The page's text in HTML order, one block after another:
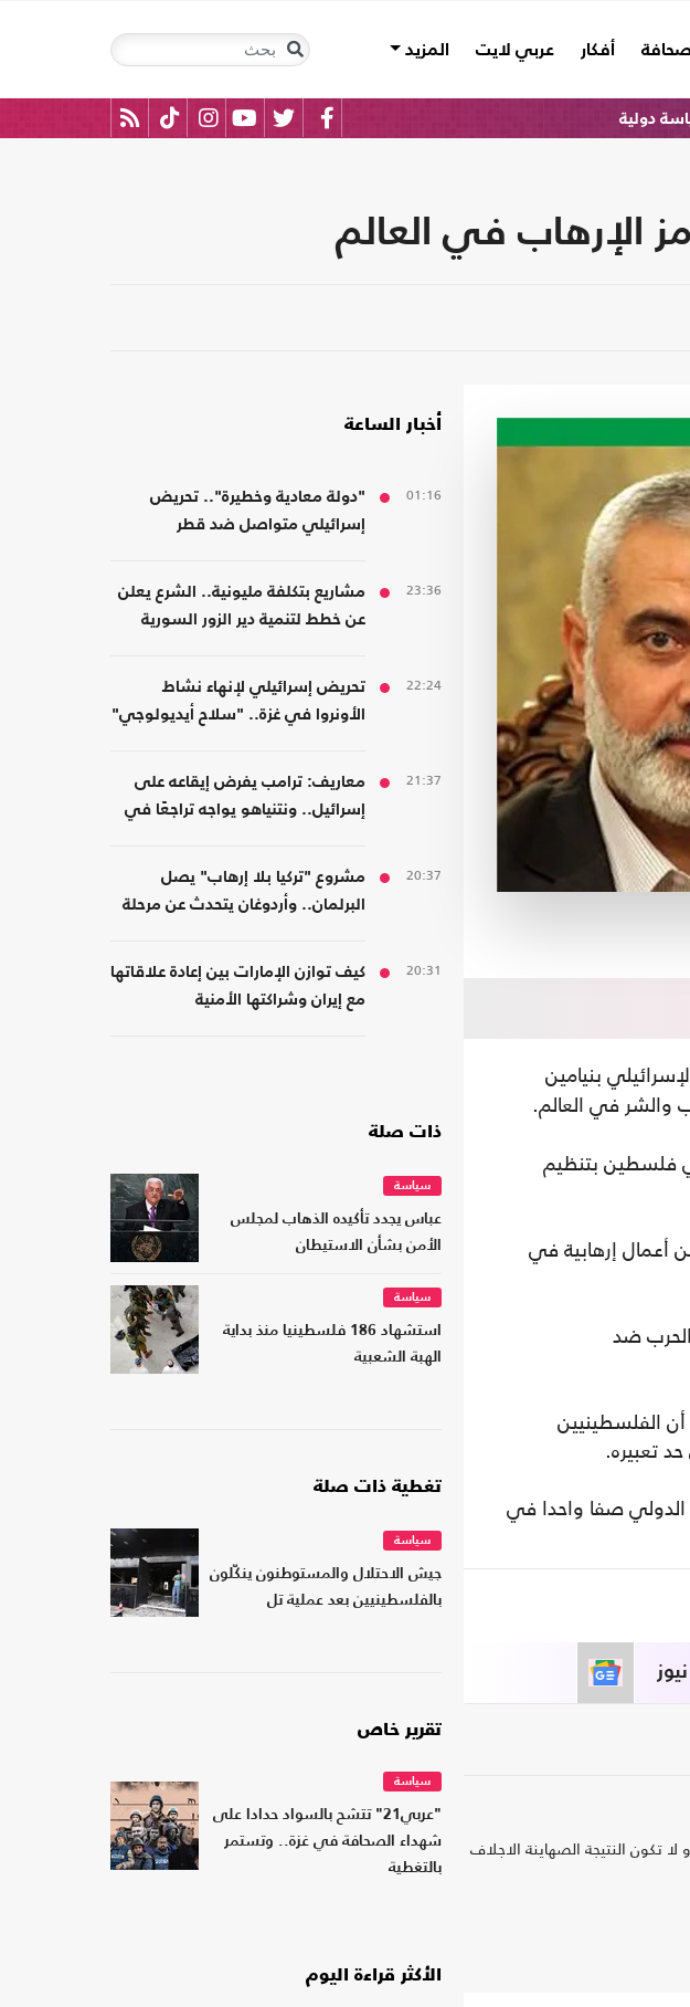
صحافة أفكار عربي لايت المزيد
دولية
الإرهاب في العالم
بنيامين
والشر في العالم.
فلسطين بتنظيم
أعمال إرهابية في
الحرب ضد
الفلسطينيين
تعبيره.
صفا واحدا في
تكون النتيجة الصهاينة الاجلاف
أخبار الساعة
01:16
"دولة معادية وخطيرة".. تحريض
إسرائيلي متواصل ضد قطر
23:36
مشاريع بتكلفة مليونية.. الشرع يعلن
عن خطط لتنمية دير الزور السورية
22:24
تحريض إسرائيلي لإنهاء نشاط
الأونروا في غزة.. "سلاح أيديولوجي"
21:37
معاريف: ترامب يفرض إيقاعه على
إسرائيل.. ونتنياهو يواجه تراجعًا في
20:37
مشروع "تركيا بلا إرهاب" يصل
البرلمان.. وأردوغان يتحدث عن مرحلة
20:31
كيف توازن الإمارات بين إعادة علاقاتها
مع إيران وشراكتها الأمنية
ذات صلة
سياسة
عباس يجدد تأكيده الذهاب لمجلس
الأمن بشأن الاستيطان
سياسة
استشهاد 186 فلسطينيا منذ بداية
الهبة الشعبية
تغطية ذات صلة
سياسة
جيش الاحتلال والمستوطنون ينكّلون
بالفلسطينيين بعد عملية تل
تقرير خاص
سياسة
"عربي21" تتشح بالسواد حدادا على
شهداء الصحافة في غزة.. وتستمر
بالتغطية
الأكثر قراءة اليوم